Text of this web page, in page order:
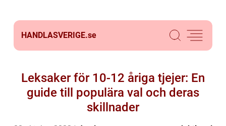
HANDLASVERIGE.se
Leksaker för 10-12 åriga tjejer: En
guide till populära val och deras
skillnader